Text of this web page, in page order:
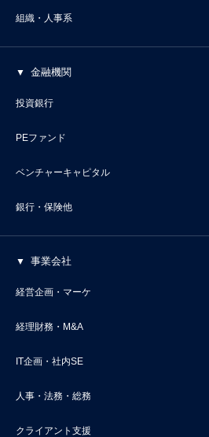
組織・人事系
金融機関
投資銀行
PEファンド
ベンチャーキャピタル
銀行・保険他
事業会社
経営企画・マーケ
経理財務・M&A
IT企画・社内SE
人事・法務・総務
クライアント支援